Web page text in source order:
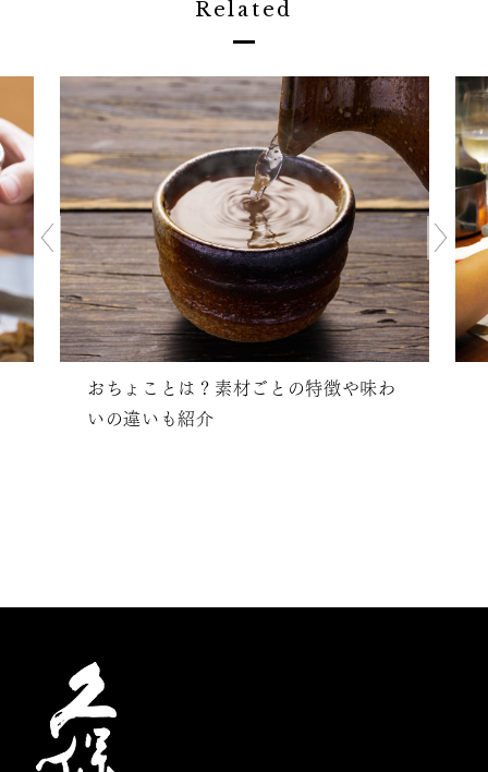
Related
おちょことは？素材ごとの特徴や味わ
いの違いも紹介